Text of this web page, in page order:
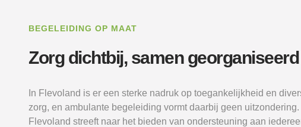
BEGELEIDING OP MAAT
Zorg dichtbij, samen
In Flevoland is er een sterke nadruk op toegankelijkheid en
zorg, en ambulante begeleiding vormt daarbij geen
Flevoland streeft naar het bieden van ondersteuning aan